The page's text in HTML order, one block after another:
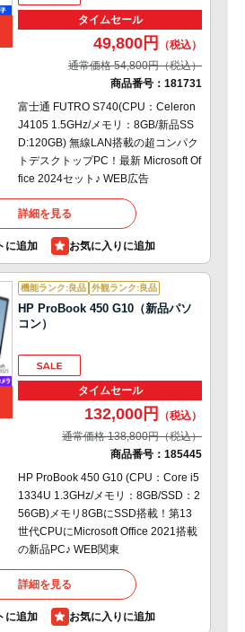
タイムセール
49,800円
通常価格 54,800円
商品番号： 181731
富士通 FUTRO S740(CPU：Celeron
J4105 1.5GHz/メモリ：8GB/新品SS
D:120GB) 無線LAN搭載の超コンパク
トデスクトップPC！最新 Microsoft Of
fice 2024セット♪ WEB広告
詳細を見る
に追加
機能ランク:良品 外観ランク:良品
HP ProBook 450 G10（新品パソ
コン）
タイムセール
132,000円
通常価格 138,800円
商品番号： 185445
HP ProBook 450 G10 (CPU：Core i5
1334U 1.3GHz/メモリ：8GB/SSD：2
56GB)メモリ8GBにSSD搭載！第13
世代CPUにMicrosoft Office 2021搭載
の新品PC♪ WEB関東
詳細を見る
に追加